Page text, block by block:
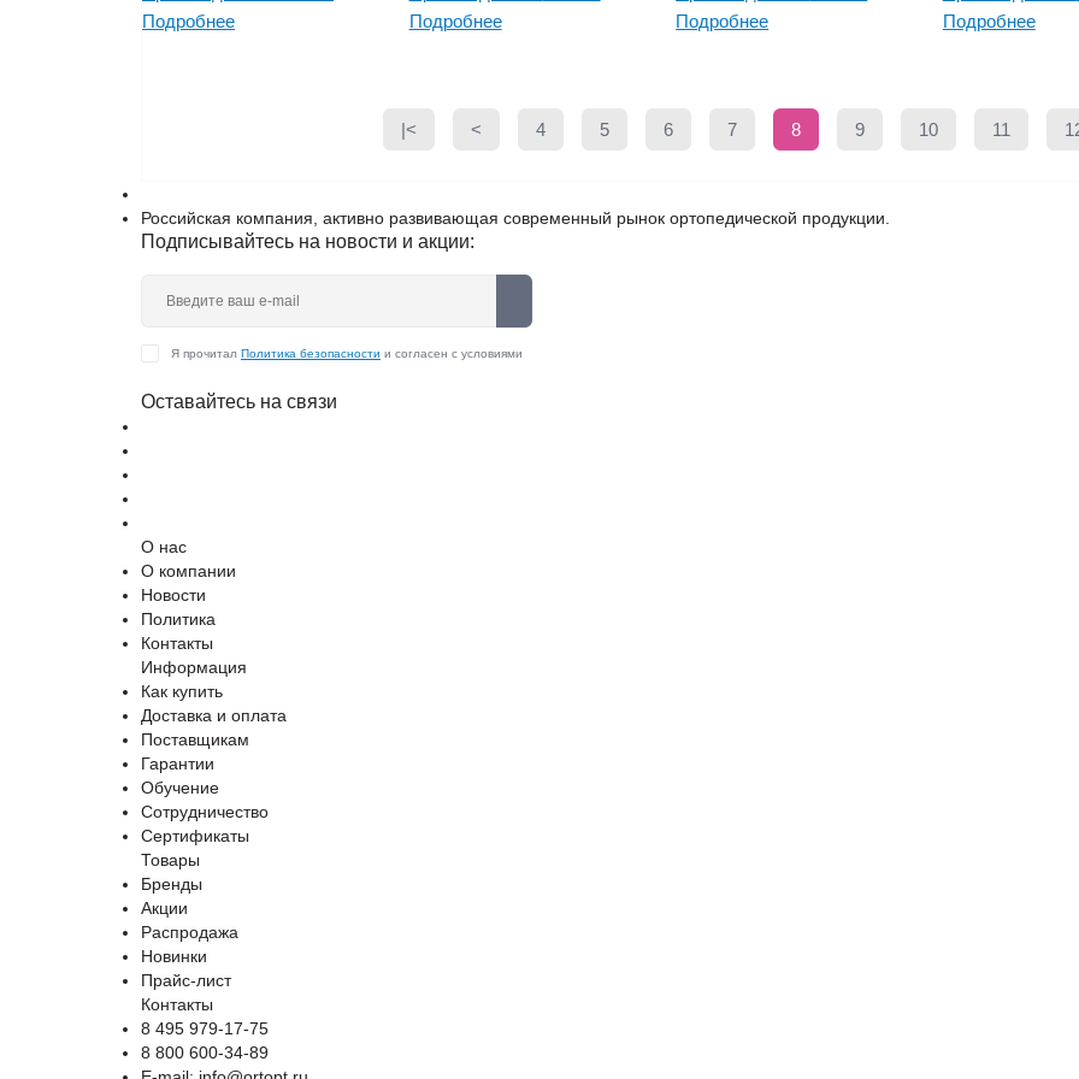
Подробнее
Подробнее
Подробнее
Подробнее
|< < 4 5 6 7 8 9 10 11
Российская компания, активно развивающая современный рынок ортопедической продукции.
Подписывайтесь на новости и акции:
Я прочитал Политика безопасности и согласен с условиями
Оставайтесь на связи
О нас
О компании
Новости
Политика
Контакты
Информация
Как купить
Доставка и оплата
Поставщикам
Гарантии
Обучение
Сотрудничество
Сертификаты
Товары
Бренды
Акции
Распродажа
Новинки
Прайс-лист
Контакты
8 495 979-17-75
8 800 600-34-89